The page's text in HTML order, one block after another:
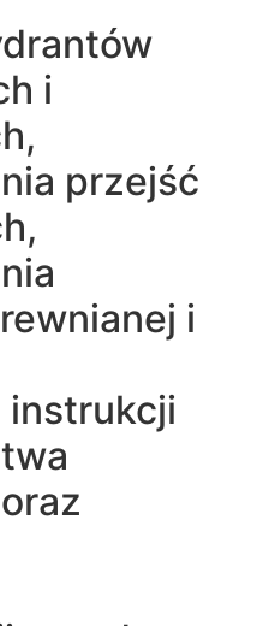
i
przejść
i
instrukcji